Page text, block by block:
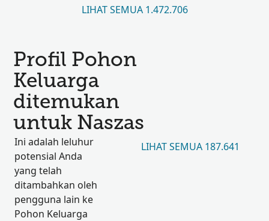
LIHAT SEMUA 1.472.706
Profil Pohon
Keluarga
ditemukan
untuk Naszas
Ini adalah leluhur
potensial Anda
yang telah
ditambahkan oleh
pengguna lain ke
Pohon Keluarga
LIHAT SEMUA 187.641